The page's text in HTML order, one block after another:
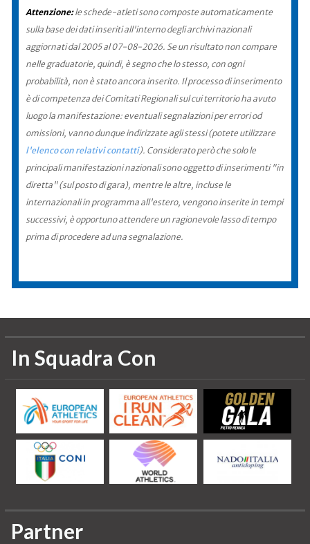
Attenzione:le schede-atleti sono composte automaticamente
sulla base dei dati inseriti all'interno degli archivi nazionali
aggiornati dal 2005 al 07-08-2026. Se un risultato non compare
nelle graduatorie, quindi, è segno che lo stesso, con ogni
probabilità, non è stato ancora inserito. Il processo di inserimento
è di competenza dei Comitati Regionali sul cui territorio ha avuto
luogo la manifestazione: eventuali segnalazioni per errori od
omissioni, vanno dunque indirizzate agli stessi (potete utilizzare
l'elenco con relativi contatti). Considerato però che solo le
principali manifestazioni nazionali sono oggetto di inserimenti "in
diretta" (sul posto di gara), mentre le altre, incluse le
internazionali in programma all'estero, vengono inserite in tempi
successivi, è opportuno attendere un ragionevole lasso di tempo
prima di procedere ad una segnalazione.
In Squadra Con
Partner